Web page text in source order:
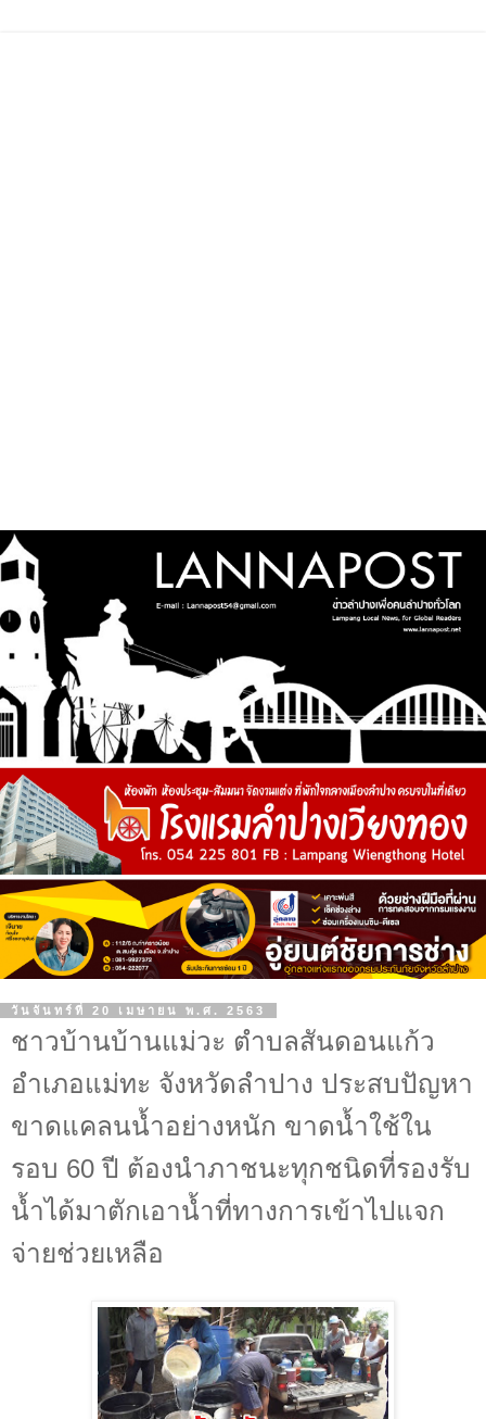
วันจันทร์ที่ 20 เมษายน พ.ศ. 2563
ชาวบ้านบ้านแม่วะ ตำบลสันดอนแก้ว
อำเภอแม่ทะ จังหวัดลำปาง ประสบปัญหา
ขาดแคลนน้ำอย่างหนัก ขาดน้ำใช้ใน
รอบ 60 ปี ต้องนำภาชนะทุกชนิดที่รองรับ
น้ำได้มาตักเอาน้ำที่ทางการเข้าไปแจก
จ่ายช่วยเหลือ